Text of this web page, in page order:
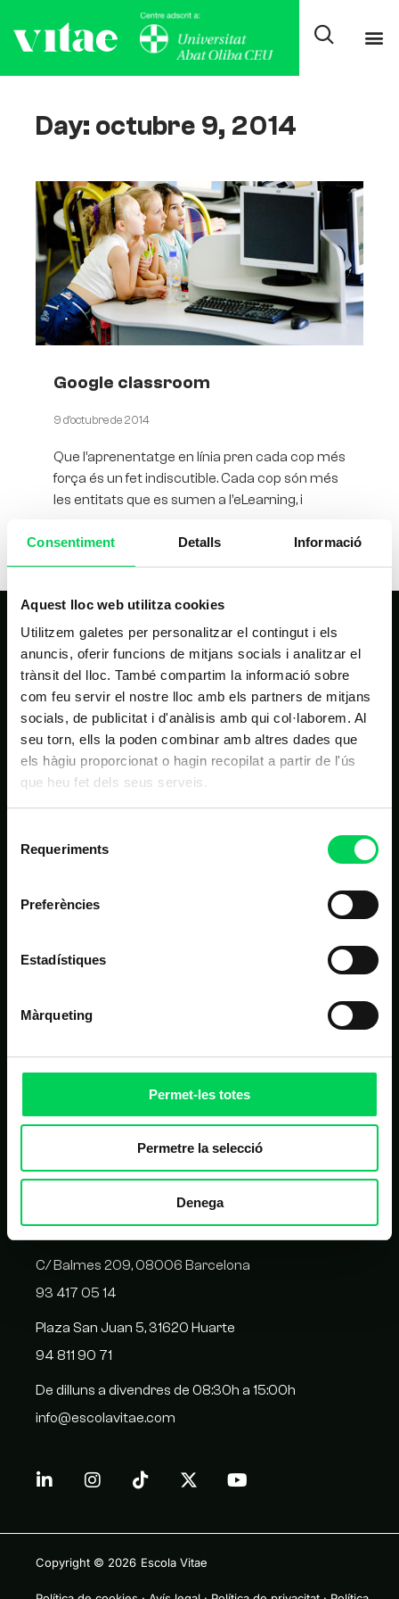
Consentiment Detalls Informació
Aquest lloc web utilitza cookies
Utilitzem galetes per personalitzar el contingut i els
anuncis, oferir funcions de mitjans socials i analitzar el
trànsit del lloc. També compartim la informació sobre
com feu servir el nostre lloc amb els partners de mitjans
socials, de publicitat i d'anàlisis amb qui col·laborem. Al
seu torn, ells la poden combinar amb altres dades que
els hàgiu proporcionat o hagin recopilat a partir de l'ús
que heu fet dels seus serveis.
Requeriments
Preferències
Estadístiques
Màrqueting
Permet-les totes
Permetre la selecció
Denega
Day: octubre 9, 2014
Google classroom
9 d'octubre de 2014
Que l’aprenentatge en línia pren cada cop més
força és un fet indiscutible. Cada cop són més
les entitats que es sumen a l’eLearning, i
NAVEGACIÓ PRINCIPAL
Inici
Nosaltres
Noticies
ALTRES LINKS D'INTERÈS
Matrícula
FAQ
Homologació de proveïdors
CONTACTE
C/ Balmes 209, 08006 Barcelona
93 417 05 14
Plaza San Juan 5, 31620 Huarte
94 811 90 71
De dilluns a divendres de 08:30h a 15:00h
info@escolavitae.com
Copyright © 2026 Escola Vitae